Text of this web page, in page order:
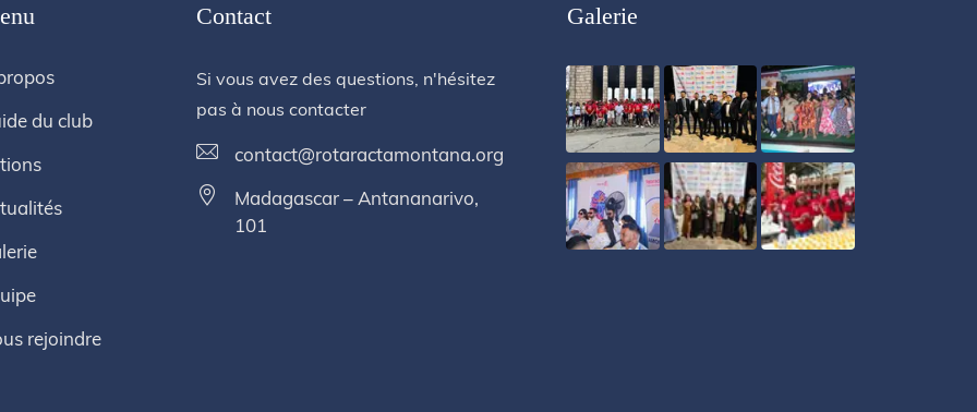
du club
rejoindre
Contact
Si vous avez des questions, n'hésitez
pas à nous contacter
contact@rotaractamontana.org
Madagascar – Antananarivo,
101
Galerie